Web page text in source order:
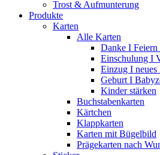
Trost & Aufmunterung
Produkte
Karten
Alle Karten
Danke I Feiern
Einschulung I
Einzug I neues
Geburt I
Kinder stärken
Buchstabenkarten
Kärtchen
Klappkarten
Karten mit Bügelbild
Prägekarten nach